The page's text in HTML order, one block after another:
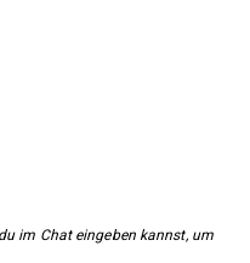
im Chat eingeben kannst, um